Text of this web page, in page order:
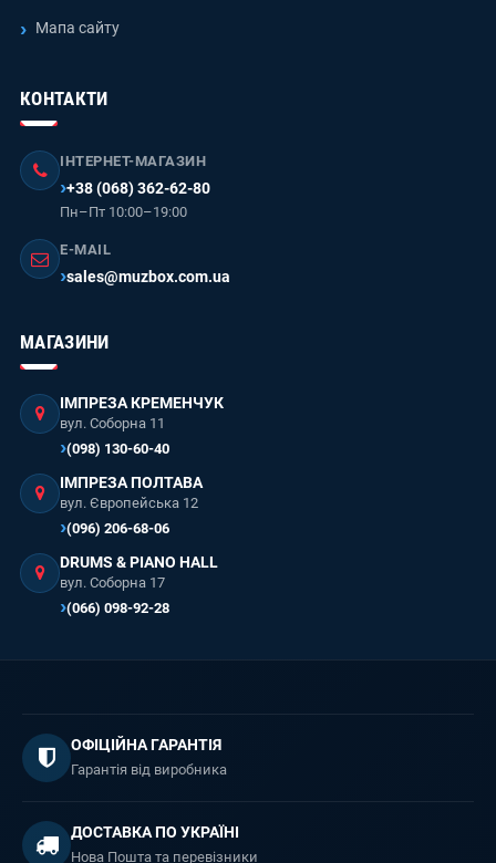
Мапа сайту
КОНТАКТИ
ІНТЕРНЕТ-МАГАЗИН
+38 (068) 362-62-80
Пн–Пт 10:00–19:00
E-MAIL
sales@muzbox.com.ua
МАГАЗИНИ
ІМПРЕЗА КРЕМЕНЧУК
вул. Соборна 11
(098) 130-60-40
ІМПРЕЗА ПОЛТАВА
вул. Європейська 12
(096) 206-68-06
DRUMS & PIANO HALL
вул. Соборна 17
(066) 098-92-28
ОФІЦІЙНА ГАРАНТІЯ
Гарантія від виробника
ДОСТАВКА ПО УКРАЇНІ
Нова Пошта та перевізники